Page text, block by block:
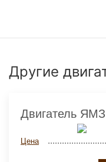
Другие
Двигатель
Цена